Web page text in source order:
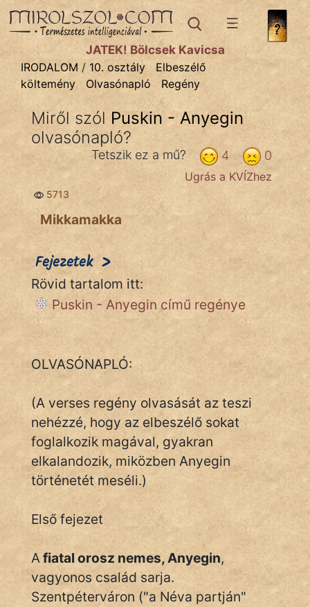
IRODALOMtémák:
Dráma
Elbeszélő
Eposz
Komédia
Kötelező
Legenda
Mese
Mitológia
És
Elbeszélés
Regény
Tanmese
Vers
IRODALOM
SZÓLÁS
JÁTÉK! Bölcsek Kavicsa
IRODALOM / 10. osztály
Elbeszélő
költemény
Olvasónapló Regény
Miről szól Puskin - Anyegin
olvasónapló?
0
4
Tetszik ez a mű?
Ugrás a KVÍZhez
5713
Mikkamakka
Fejezetek >
Rövid tartalom itt:
Puskin - Anyegin című regénye
OLVASÓNAPLÓ:
(A verses regény olvasását az teszi
nehézzé, hogy az elbeszélő sokat
foglalkozik magával, gyakran
elkalandozik, miközben Anyegin
történetét meséli.)
Első fejezet
Afiatal orosz nemes, Anyegin,
vagyonos család sarja.
Szentpéterváron ("a Néva partján"